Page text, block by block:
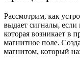
Рассмотрим, как
выдает сигналы, если
которая возникает в
магнитное поле.
магнитом, который